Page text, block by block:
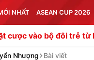
NHẤT ASEAN CUP 2026
đôi trẻ từ Real Madrid
Nhượng Bài viết